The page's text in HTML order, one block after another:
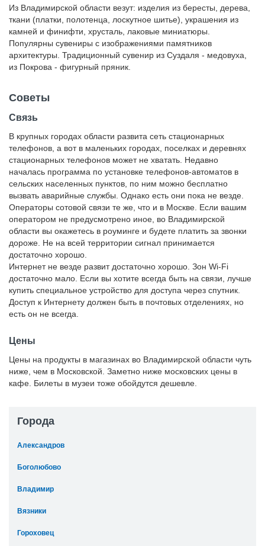
Из Владимирской области везут: изделия из бересты, дерева,
ткани (платки, полотенца, лоскутное шитье), украшения из
камней и финифти, хрусталь, лаковые миниатюры.
Популярны сувениры с изображениями памятников
архитектуры. Традиционный сувенир из Суздаля - медовуха,
из Покрова - фигурный пряник.
Советы
Связь
В крупных городах области развита сеть стационарных
телефонов, а вот в маленьких городах, поселках и деревнях
стационарных телефонов может не хватать. Недавно
началась программа по установке телефонов-автоматов в
сельских населенных пунктов, по ним можно бесплатно
вызвать аварийные службы. Однако есть они пока не везде.
Операторы сотовой связи те же, что и в Москве. Если вашим
оператором не предусмотрено иное, во Владимирской
области вы окажетесь в роуминге и будете платить за звонки
дороже. Не на всей территории сигнал принимается
достаточно хорошо.
Интернет не везде развит достаточно хорошо. Зон Wi-Fi
достаточно мало. Если вы хотите всегда быть на связи, лучше
купить специальное устройство для доступа через спутник.
Доступ к Интернету должен быть в почтовых отделениях, но
есть он не всегда.
Цены
Цены на продукты в магазинах во Владимирской области чуть
ниже, чем в Московской. Заметно ниже московских цены в
кафе. Билеты в музеи тоже обойдутся дешевле.
Города
Александров
Боголюбово
Владимир
Вязники
Гороховец